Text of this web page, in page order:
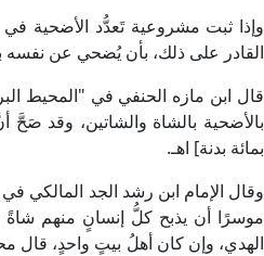
وإذا ثبت مشروعية تَعدُّد الأضحية
القادر على ذلك، بأن يُضحي عن نفسه
بالأضحية بالشاة والشاتين، وقد
بمائة بدنة] اهـ.
موسرًا أن يذبح كلُّ إنسانٍ منهم شاةً
الهدي، وإن كان أهلُ بيتٍ واحدٍ،